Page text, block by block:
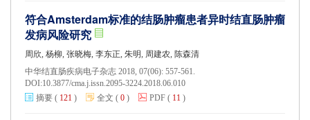
符合Amsterdam标准的结肠肿瘤患者异时结直肠肿瘤
发病风险研究
周欣, 杨柳, 张晓梅, 李东正, 朱明, 周建农, 陈森清
中华结直肠疾病电子杂志 2018, 07(06): 557-561.
DOI:10.3877/cma.j.issn.2095-3224.2018.06.010
摘要 ( 121 ) 全文 ( 0 ) PDF ( 11 )